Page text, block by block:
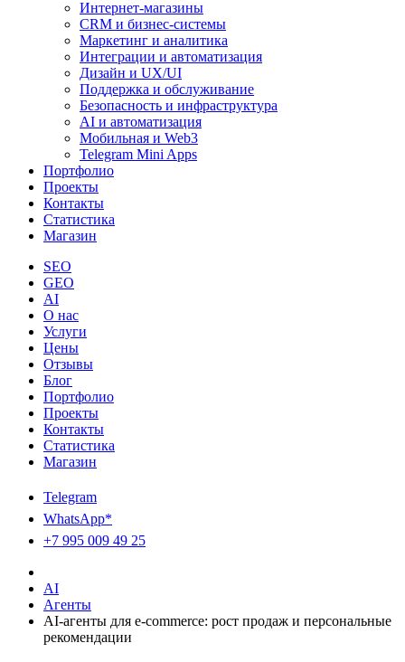
Интернет-магазины
CRM и бизнес-системы
Маркетинг и аналитика
Интеграции и автоматизация
Дизайн и UX/UI
Поддержка и обслуживание
Безопасность и инфраструктура
AI и автоматизация
Мобильная и Web3
Telegram Mini Apps
Портфолио
Проекты
Контакты
Статистика
Магазин
SEO
GEO
AI
О нас
Услуги
Цены
Отзывы
Блог
Портфолио
Проекты
Контакты
Статистика
Магазин
Telegram
WhatsApp*
+7 995 009 49 25
AI
Агенты
AI-агенты для e-commerce: рост продаж и персональные
рекомендации